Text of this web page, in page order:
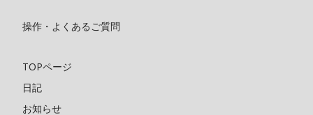
操作・よくあるご質問
TOPページ
日記
お知らせ